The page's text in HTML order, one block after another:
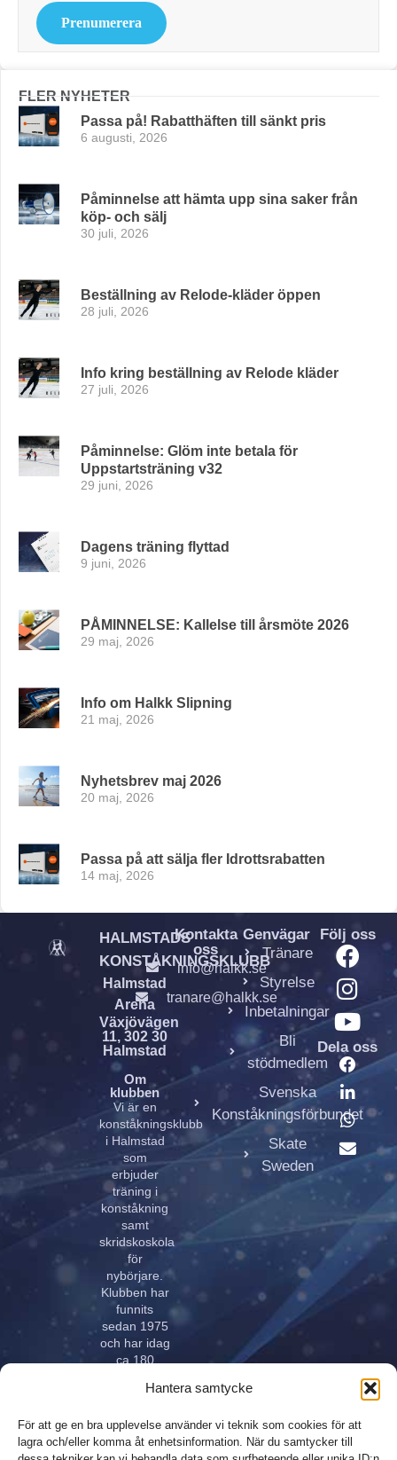
Hantera samtycke
För att ge en bra upplevelse använder vi teknik som cookies för att
lagra och/eller komma åt enhetsinformation. När du samtycker till
Prenumerera
FLER NYHETER
Passa på! Rabatthäften till sänkt pris
6 augusti, 2026
Påminnelse att hämta upp sina saker från
köp- och sälj
30 juli, 2026
Beställning av Relode-kläder öppen
28 juli, 2026
Info kring beställning av Relode kläder
27 juli, 2026
Påminnelse: Glöm inte betala för
Uppstartsträning v32
29 juni, 2026
Dagens träning flyttad
9 juni, 2026
PÅMINNELSE: Kallelse till årsmöte 2026
29 maj, 2026
Info om Halkk Slipning
21 maj, 2026
Nyhetsbrev maj 2026
20 maj, 2026
Passa på att sälja fler Idrottsrabatten
14 maj, 2026
HALMSTADS
KONSTÅKNINGSKLUBB
Halmstad
Arena
Växjövägen
11, 302 30
Halmstad
Om
klubben
Vi är en
konståkningsklubb
i Halmstad
som
erbjuder
träning i
konståkning
samt
skridskoskola
för
nybörjare.
Klubben har
funnits
sedan 1975
och har idag
ca 180
i alla åldrar.
innehar
elitlicens.
Kontakta
oss
info@halkk.se
tranare@halkk.se
Genvägar
Tränare
Styrelse
Inbetalningar
Bli
stödmedlem
Svenska
Konståkningsförbundet
Skate
Sweden
Följ oss
Dela oss